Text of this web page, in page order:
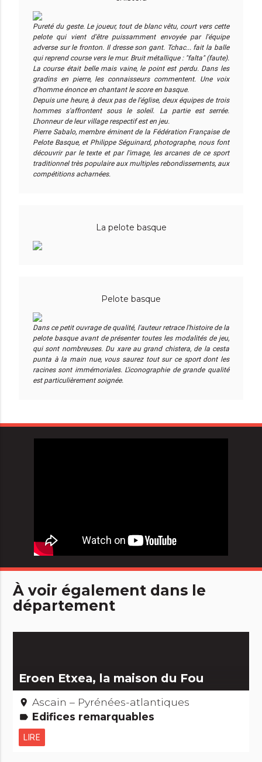
Pureté du geste. Le joueur, tout de blanc vêtu, court vers cette
pelote qui vient d'être puissamment envoyée par l'équipe
adverse sur le fronton. Il dresse son gant. Tchac... fait la balle
qui reprend course vers le mur. Bruit métallique : "falta" (faute).
La course était belle mais vaine, le point est perdu. Dans les
gradins en pierre, les connaisseurs commentent. Une voix
d'homme énonce en chantant le score en basque.
Depuis une heure, à deux pas de l'église, deux équipes de trois
hommes s'affrontent sous le soleil. La partie est serrée.
L'honneur de leur village respectif est en jeu.
Pierre Sabalo, membre éminent de la Fédération Française de
Pelote Basque, et Philippe Séguinard, photographe, nous font
découvrir par le texte et par l'image, les arcanes de ce sport
traditionnel très populaire aux multiples rebondissements, aux
compétitions acharnées.
La pelote basque
Pelote basque
Dans ce petit ouvrage de qualité, l'auteur retrace l'histoire de la
pelote basque avant de présenter toutes les modalités de jeu,
qui sont nombreuses. Du xare au grand chistera, de la cesta
punta à la main nue, vous saurez tout sur ce sport dont les
racines sont immémoriales. L'iconographie de grande qualité
est particulièrement soignée.
À voir également dans le
département
Eroen Etxea, la maison du Fou
place Ascain – Pyrénées-atlantiques
label Edifices remarquables
LIRE